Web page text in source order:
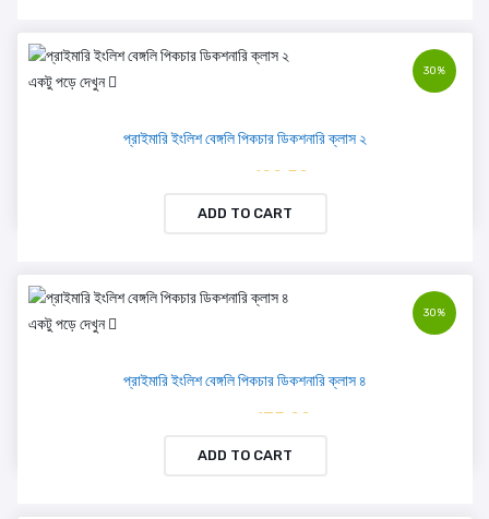
30%
একটু পড়ে দেখুন
প্রাইমারি ইংলিশ বেঙ্গলি পিকচার ডিকশনারি ক্লাস ২
৳ 122.50
ADD TO CART
30%
একটু পড়ে দেখুন
প্রাইমারি ইংলিশ বেঙ্গলি পিকচার ডিকশনারি ক্লাস ৪
৳ 175.00
ADD TO CART